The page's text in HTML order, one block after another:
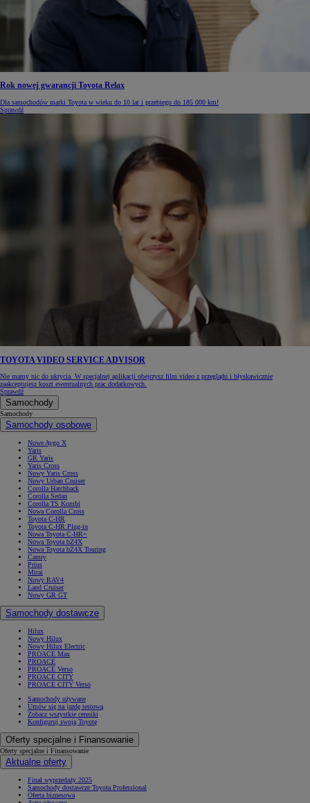
Rok nowej gwarancji Toyota Relax
Dla samochodów marki Toyota w wieku do 10 lat i przebiegu do 185 000 km!
Sprawdź
TOYOTA VIDEO SERVICE ADVISOR
Nie mamy nic do ukrycia. W specjalnej aplikacji obejrzysz film video z przeglądu i błyskawicznie
zaakceptujesz koszt ewentualnych prac dodatkowych.
Sprawdź
Samochody
Samochody
Samochody osobowe
Nowe Aygo X
Yaris
GR Yaris
Yaris Cross
Nowy Yaris Cross
Nowy Urban Cruiser
Corolla Hatchback
Corolla Sedan
Corolla TS Kombi
Nowa Corolla Cross
Toyota C-HR
Toyota C-HR Plug-in
Nowa Toyota C-HR+
Nowa Toyota bZ4X
Nowa Toyota bZ4X Touring
Camry
Prius
Mirai
Nowy RAV4
Land Cruiser
Nowy GR GT
Samochody dostawcze
Hilux
Nowy Hilux
Nowy Hilux Electric
PROACE Max
PROACE
PROACE Verso
PROACE CITY
PROACE CITY Verso
Samochody używane
Umów się na jazdę testową
Zobacz wszystkie cenniki
Konfiguruj swoją Toyotę
Oferty specjalne i Finansowanie
Oferty specjalne i Finansowanie
Aktualne oferty
Finał wyprzedaży 2025
Samochody dostawcze Toyota Professional
Oferta biznesowa